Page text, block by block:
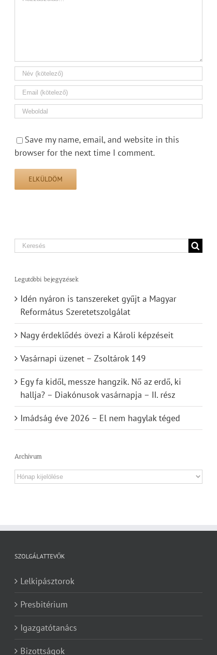
Save my name, email, and website in this
browser for the next time I comment.
Search
Legutóbbi bejegyzések
Idén nyáron is tanszereket gyűjt a Magyar
Református Szeretetszolgálat
Nagy érdeklődés övezi a Károli képzéseit
Vasárnapi üzenet – Zsoltárok 149
Egy fa kidől, messze hangzik. Nő az erdő, ki
hallja? – Diakónusok vasárnapja – II. rész
Imádság éve 2026 – El nem hagylak téged
Archívum
Archívum
SZOLGÁLATTEVŐK
Lelkipásztorok
Presbitérium
Igazgatótanács
Bizottságok